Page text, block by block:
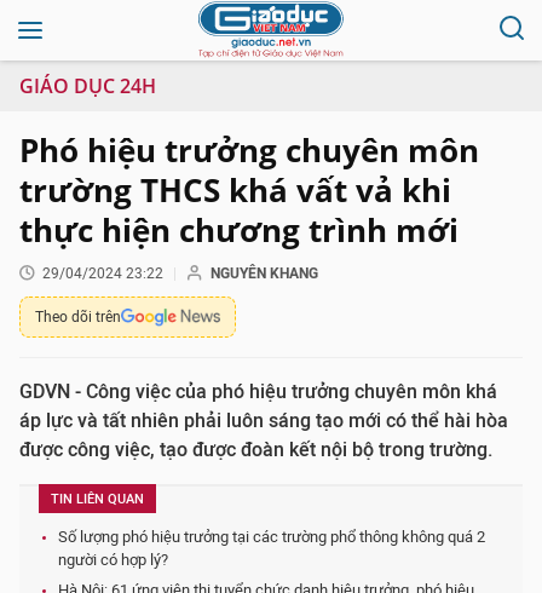
GIÁO DỤC 24H
Phó hiệu trưởng chuyên môn
trường THCS khá vất vả khi
thực hiện chương trình mới
29/04/2024 23:22 NGUYÊN KHANG
Theo dõi trên
GDVN - Công việc của phó hiệu trưởng chuyên môn khá
áp lực và tất nhiên phải luôn sáng tạo mới có thể hài hòa
được công việc, tạo được đoàn kết nội bộ trong trường.
TIN LIÊN QUAN
Số lượng phó hiệu trưởng tại các trường phổ thông không quá 2
người có hợp lý?